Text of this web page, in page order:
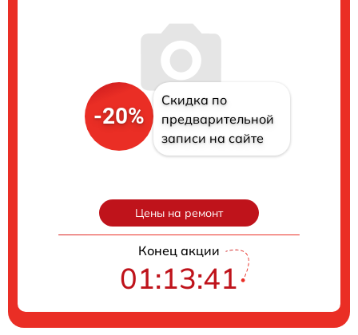
-20%
Скидка по
предварительной
записи на сайте
Цены на ремонт
Конец акции
01:13:41